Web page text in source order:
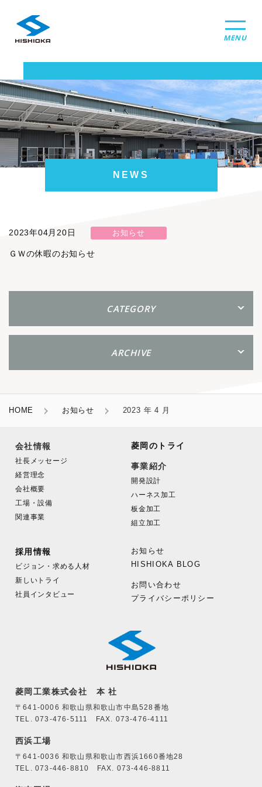
MENU
NEWS
2023年04月20日 お知らせ
ＧＷの休暇のお知らせ
CATEGORY
ARCHIVE
HOME お知らせ 2023 年 4 月
会社情報
社長メッセージ
経営理念
会社概要
工場・設備
関連事業
菱岡のトライ
事業紹介
開発設計
ハーネス加工
板金加工
組立加工
採用情報
ビジョン・求める人材
新しいトライ
社員インタビュー
お知らせ
HISHIOKA BLOG
お問い合わせ
プライバシーポリシー
菱岡工業株式会社 本 社
〒641-0006 和歌山県和歌山市中島528番地
TEL. 073-476-5111 FAX. 073-476-4111
西浜工場
〒641-0036 和歌山県和歌山市西浜1660番地28
TEL. 073-446-8810 FAX. 073-446-8811